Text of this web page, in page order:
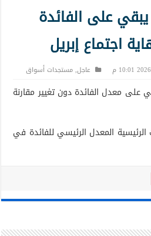
على الفائدة
اجتماع إبريل
عاجل,مستجدات أسواق
على معدل الفائدة دون تغيير مقارنة
الرئيسية المعدل الرئيسي للفائدة في